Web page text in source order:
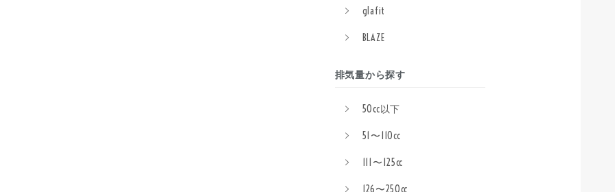
glafit
BLAZE
排気量から探す
50cc以下
51〜110cc
111〜125cc
126〜250cc